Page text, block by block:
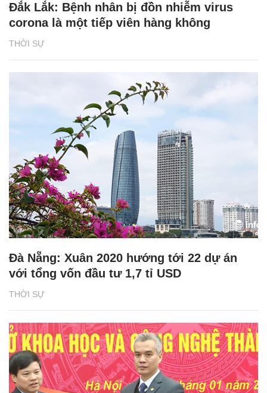
THỜI SỰ
Đắk Lắk: Bệnh nhân bị đồn nhiễm virus
corona là một tiếp viên hàng không
THỜI SỰ
Đà Nẵng: Xuân 2020 hướng tới 22 dự án
với tổng vốn đầu tư 1,7 tỉ USD